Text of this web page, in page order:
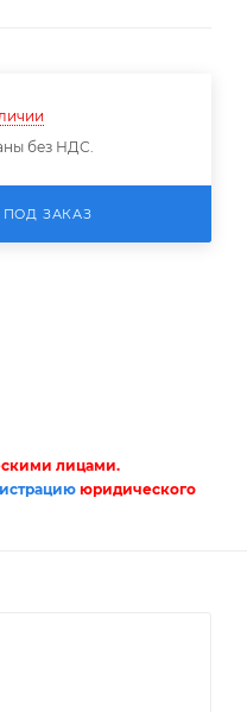
без НДС.
ПОД ЗАКАЗ
лицами.
юридического